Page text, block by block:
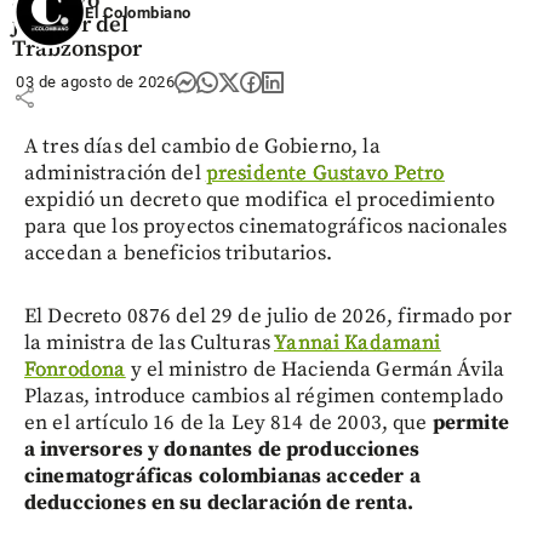
jugador del
Trabzonspor
share
El Colombiano
03 de agosto de 2026
A tres días del cambio de Gobierno, la
administración delpresidente Gustavo Petro
expidió un decreto que modifica el procedimiento
para que los proyectos cinematográficos nacionales
accedan a beneficios tributarios.
El Decreto 0876 del 29 de julio de 2026, firmado por
la ministra de las CulturasYannai Kadamani
Fonrodona y el ministro de Hacienda Germán Ávila
Plazas, introduce cambios al régimen contemplado
en el artículo 16 de la Ley 814 de 2003, que permite
a inversores y donantes de producciones
cinematográficas colombianas acceder a
deducciones en su declaración de renta.